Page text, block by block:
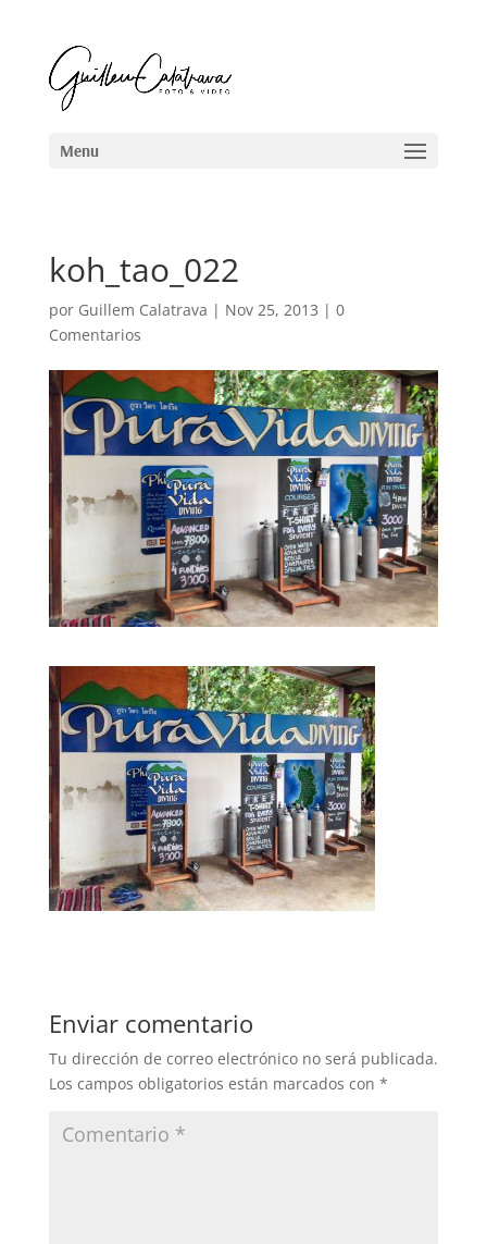
koh_tao_022
por Guillem Calatrava | Nov 25, 2013 | 0
Comentarios
Enviar comentario
Tu dirección de correo electrónico no será publicada.
Los campos obligatorios están marcados con *